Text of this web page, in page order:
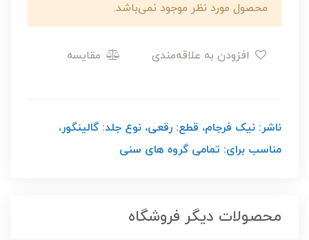
محصول مورد نظر موجود نمی‌باشد.
مقایسه
ناشر: نیک فرجام، قطع: رقعی، نوع جلد: گالینگور،
مناسب برای: تمامی گروه های سنی
محصولات دیگر فروشگاه